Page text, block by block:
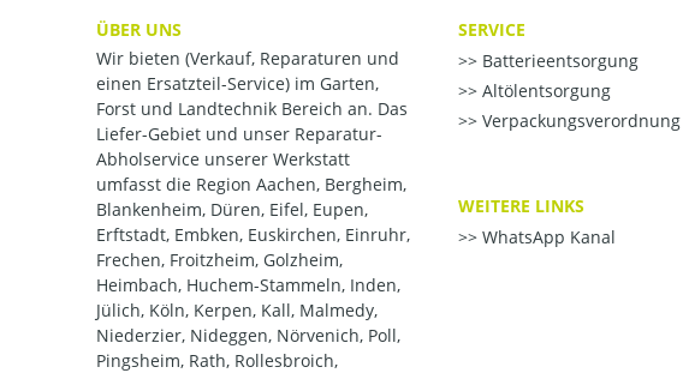
ÜBER UNS
Wir bieten (Verkauf, Reparaturen und
einen Ersatzteil-Service) im Garten,
Forst und Landtechnik Bereich an. Das
Liefer-Gebiet und unser Reparatur-
Abholservice unserer Werkstatt
umfasst die Region Aachen, Bergheim,
Blankenheim, Düren, Eifel, Eupen,
Erftstadt, Embken, Euskirchen, Einruhr,
Frechen, Froitzheim, Golzheim,
Heimbach, Huchem-Stammeln, Inden,
Jülich, Köln, Kerpen, Kall, Malmedy,
Niederzier, Nideggen, Nörvenich, Poll,
Pingsheim, Rath, Rollesbroich,
SERVICE
Batterieentsorgung
Altölentsorgung
Verpackungsverordnung
WEITERE LINKS
WhatsApp Kanal